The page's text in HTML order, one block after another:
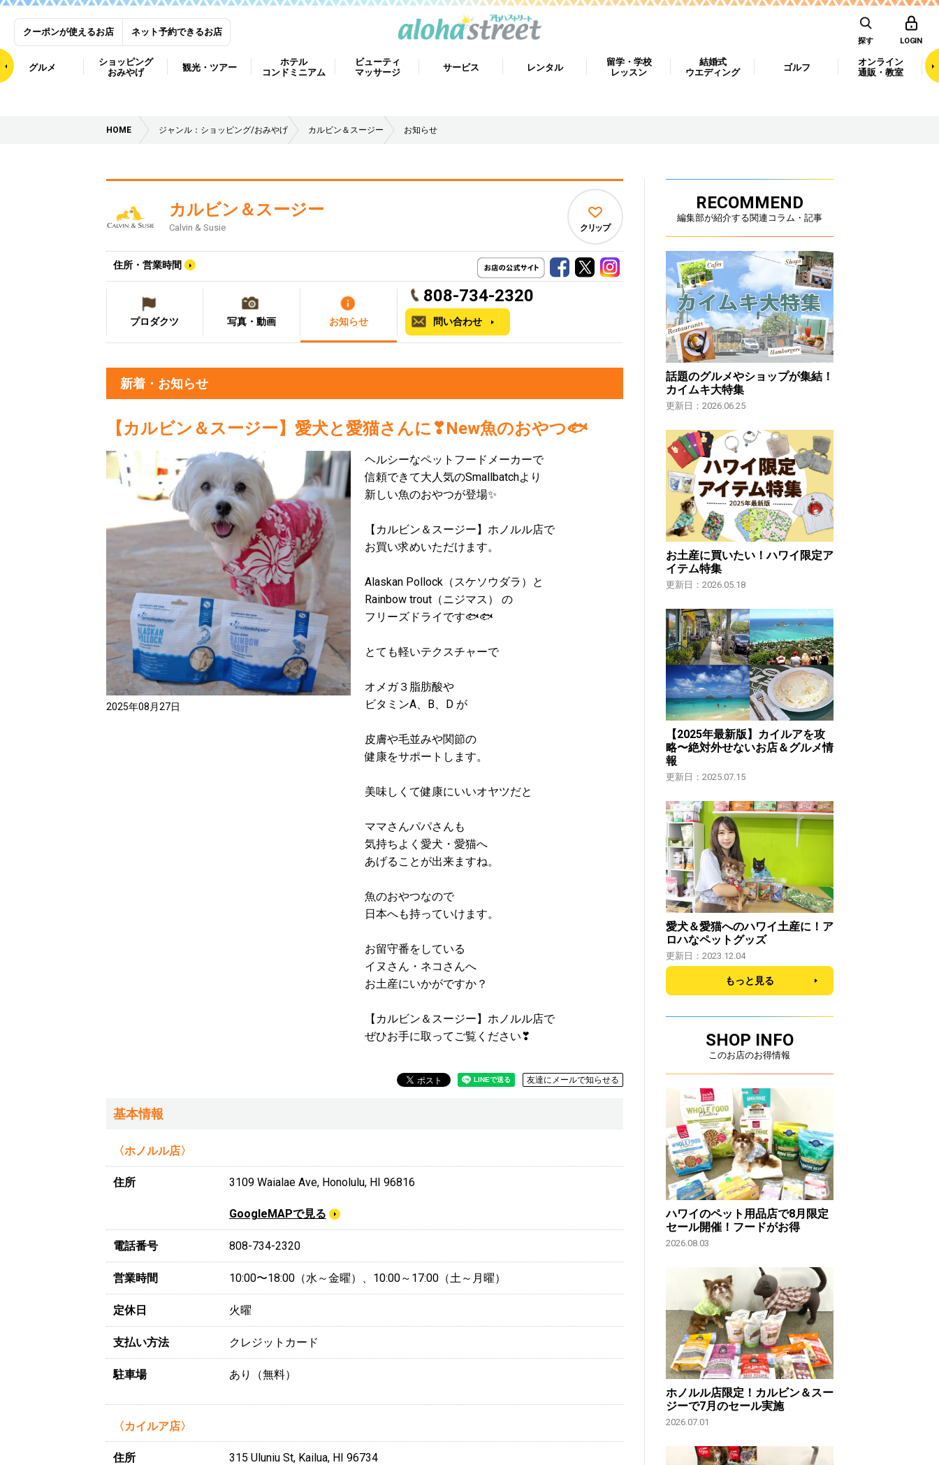
クーポンが使えるお店 ネット予約できるお店
探す LOGIN
グルメ
ショッピング
おみやげ
観光・ツアー
ホテル
コンドミニアム
ビューティ
マッサージ
サービス レンタル
留学・学校
レッスン
結婚式
ウエディング
ゴルフ
オンライン
通販・教室
HOME ジャンル：ショッピング/おみやげ カルビン＆スージー お知らせ
カルビン＆スージー
Calvin & Susie
住所・営業時間
クリップ
プロダクツ 写真・動画 お知らせ
808-734-2320
問い合わせ
新着・お知らせ
【カルビン＆スージー】愛犬と愛猫さんに❣New魚のおやつ🐟
2025年08月27日
ヘルシーなペットフードメーカーで
信頼できて大人気のSmallbatchより
新しい魚のおやつが登場✨
【カルビン＆スージー】ホノルル店で
お買い求めいただけます。
Alaskan Pollock（スケソウダラ）と
Rainbow trout（ニジマス） の
フリーズドライです🐟🐟
とても軽いテクスチャーで
オメガ３脂肪酸や
ビタミンA、B、D が
皮膚や毛並みや関節の
健康をサポートします。
美味しくて健康にいいオヤツだと
ママさんパパさんも
気持ちよく愛犬・愛猫へ
あげることが出来ますね。
魚のおやつなので
日本へも持っていけます。
お留守番をしている
イヌさん・ネコさんへ
お土産にいかがですか？
【カルビン＆スージー】ホノルル店で
ぜひお手に取ってご覧ください❣
友達にメールで知らせる
基本情報
〈ホノルル店〉
住所 3109 Waialae Ave, Honolulu, HI 96816
GoogleMAPで見る
電話番号 808-734-2320
営業時間 10:00〜18:00（水～金曜）、10:00～17:00（土～月曜）
定休日 火曜
支払い方法 クレジットカード
駐車場 あり（無料）
〈カイルア店〉
住所 315 Uluniu St, Kailua, HI 96734
RECOMMEND
編集部が紹介する関連コラム・記事
話題のグルメやショップが集結！
カイムキ大特集
更新日：2026.06.25
お土産に買いたい！ハワイ限定ア
イテム特集
更新日：2026.05.18
【2025年最新版】カイルアを攻
略〜絶対外せないお店＆グルメ情
報
更新日：2025.07.15
愛犬＆愛猫へのハワイ土産に！ア
ロハなペットグッズ
更新日：2023.12.04
もっと見る
SHOP INFO
このお店のお得情報
ハワイのペット用品店で8月限定
セール開催！フードがお得
2026.08.03
ホノルル店限定！カルビン＆スー
ジーで7月のセール実施
2026.07.01